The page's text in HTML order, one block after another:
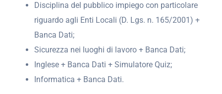
Disciplina del pubblico impiego con particolare
riguardo agli Enti Locali (D. Lgs. n. 165/2001) +
Banca Dati;
Sicurezza nei luoghi di lavoro + Banca Dati;
Inglese + Banca Dati + Simulatore Quiz;
Informatica + Banca Dati.